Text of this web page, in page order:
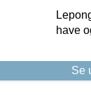
have
Se